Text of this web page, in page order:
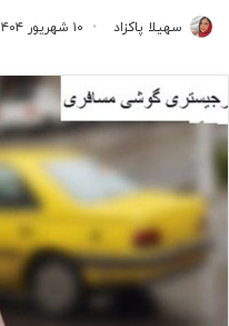
سهیلا پاکزاد ۱۰ شهریور ۱۴۰۴